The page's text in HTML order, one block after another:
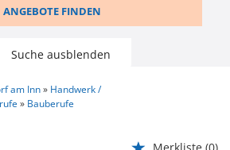
ANGEBOTE FINDEN
Suche ausblenden
am Inn
Handwerk /
Bauberufe